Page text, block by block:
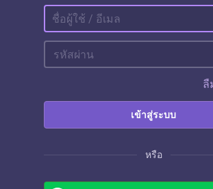
ลื
เข้าสู่ระบบ
หรือ